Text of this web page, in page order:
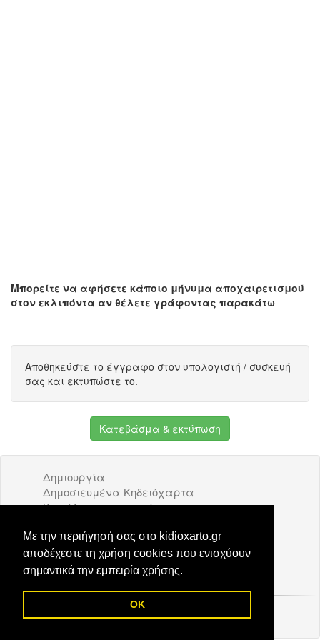
Με την περιήγησή σας στο kidioxarto.gr
αποδέχεστε τη χρήση cookies που ενισχύουν
σημαντικά την εμπειρία χρήσης.
OK
Μπορείτε να αφήσετε κάποιο μήνυμα αποχαιρετισμού
στον εκλιπόντα αν θέλετε γράφοντας παρακάτω
Αποθηκεύστε το έγγραφο στον υπολογιστή / συσκευή
σας και εκτυπώστε το.
Κατεβάσμα & εκτύπωση
Δημιουργία
Δημοσιευμένα Κηδειόχαρτα
Κατάλογος επιχειρήσεων
Διαφήμιση
Επικοινωνία
© 2026 Kidioxarto.gr /Επικοινωνία